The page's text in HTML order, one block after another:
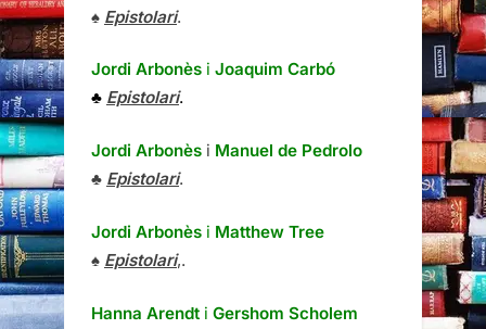
♠ Epistolari.
Jordi Arbonès i Joaquim Carbó
♣ Epistolari.
Jordi Arbonès i Manuel de Pedrolo
♣ Epistolari.
Jordi Arbonès i Matthew Tree
♠ Epistolari,.
Hanna Arendt i Gershom Scholem